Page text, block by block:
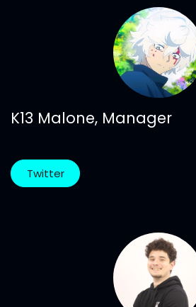
K13 Malone, Manager
Twitter